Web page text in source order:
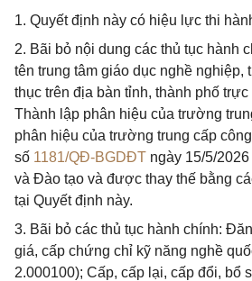
1. Quyết định này có hiệu lực thi
2. Bãi bỏ nội dung các thủ tục hành
tên trung tâm giáo dục nghề nghiệp,
thục trên địa bàn tỉnh, thành phố
Thành lập phân hiệu của trường
phân hiệu của trường trung cấp
số 1181/QĐ-BGDĐT ngày 15/5/
và Đào tạo và được thay thế bằng
tại Quyết định này.
3. Bãi bỏ các thủ tục hành chính:
giá, cấp chứng chỉ kỹ năng nghề
2.000100); Cấp, cấp lại, cấp đổi, bổ